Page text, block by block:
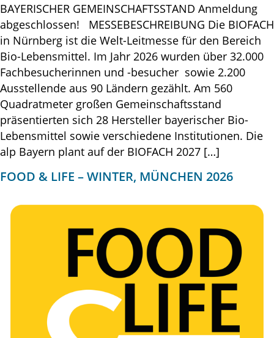
BAYERISCHER GEMEINSCHAFTSSTAND Anmeldung
abgeschlossen! MESSEBESCHREIBUNG Die BIOFACH
in Nürnberg ist die Welt-Leitmesse für den Bereich
Bio-Lebensmittel. Im Jahr 2026 wurden über 32.000
Fachbesucherinnen und -besucher sowie 2.200
Ausstellende aus 90 Ländern gezählt. Am 560
Quadratmeter großen Gemeinschaftsstand
präsentierten sich 28 Hersteller bayerischer Bio-
Lebensmittel sowie verschiedene Institutionen. Die
alp Bayern plant auf der BIOFACH 2027 […]
FOOD & LIFE – WINTER, MÜNCHEN 2026